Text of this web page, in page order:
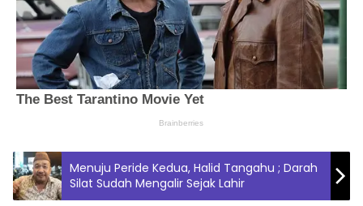
Menuju Peride Kedua, Halid Tangahu ; Darah
Silat Sudah Mengalir Sejak Lahir